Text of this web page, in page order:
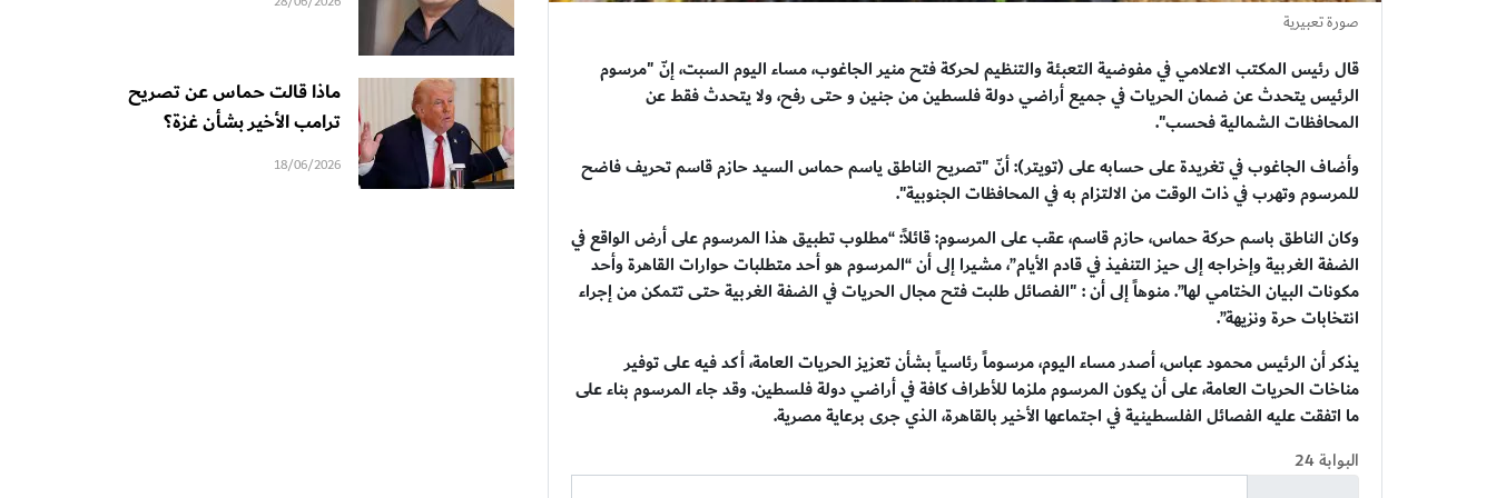
صورة تعبيرية
قال رئيس المكتب الاعلامي في مفوضية التعبئة والتنظيم لحركة فتح منير الجاغوب، مساء اليوم السبت، إنّ "مرسوم
الرئيس يتحدث عن ضمان الحريات في جميع أراضي دولة فلسطين من جنين و حتى رفح، ولا يتحدث فقط عن
المحافظات الشمالية فحسب".
وأضاف الجاغوب في تغريدة على حسابه على (تويتر): أنّ "تصريح الناطق ياسم حماس السيد حازم قاسم تحريف فاضح
للمرسوم وتهرب في ذات الوقت من الالتزام به في المحافظات الجنوبية".
وكان الناطق باسم حركة حماس، حازم قاسم، عقب على المرسوم: قائلاً: “مطلوب تطبيق هذا المرسوم على أرض الواقع في
الضفة الغربية وإخراجه إلى حيز التنفيذ في قادم الأيام”، مشيرا إلى أن “المرسوم هو أحد متطلبات حوارات القاهرة وأحد
مكونات البيان الختامي لها”. منوهاً إلى أن : "الفصائل طلبت فتح مجال الحريات في الضفة الغربية حتى تتمكن من إجراء
انتخابات حرة ونزيهة”.
يذكر أن الرئيس محمود عباس، أصدر مساء اليوم، مرسوماً رئاسياً بشأن تعزيز الحريات العامة، أكد فيه على توفير
مناخات الحريات العامة، على أن يكون المرسوم ملزما للأطراف كافة في أراضي دولة فلسطين. وقد جاء المرسوم بناء على
ما اتفقت عليه الفصائل الفلسطينية في اجتماعها الأخير بالقاهرة، الذي جرى برعاية مصرية.
البوابة 24
ماذا قالت حماس عن تصريح
ترامب الأخير بشأن غزة؟
18/06/2026